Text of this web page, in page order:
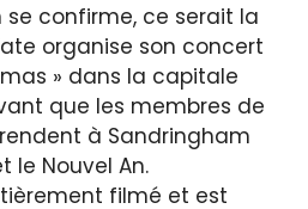
confirme, ce serait la
organise son concert
» dans la capitale
que les membres de
à Sandringham
le Nouvel An.
filmé et est